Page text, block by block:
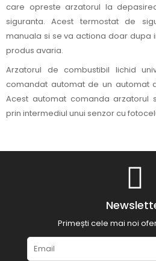
care opreste arzatorul la
siguranta. Acest termostat de
manuala si se va actiona doar
produs avaria.
Arzatorul de combustibil lichid
comandat automat de un automat
Acest automat comanda arzatorul
prin intermediul unui senzor cu
Primești cele mai noi